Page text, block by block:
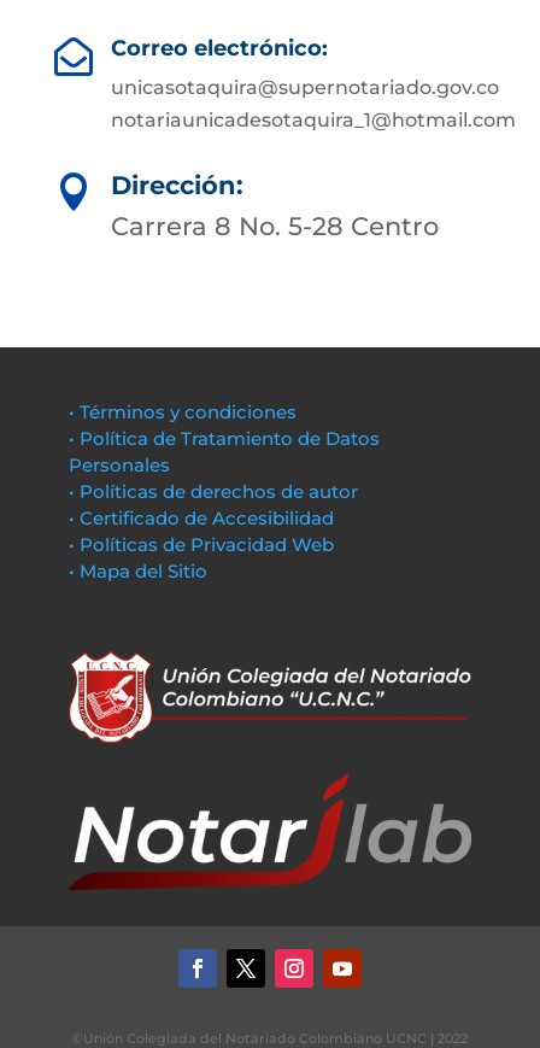
 Correo electrónico:
unicasotaquira@supernotariado.gov.co
notariaunicadesotaquira_1@hotmail.com

Dirección:
Carrera 8 No. 5-28 Centro
• Términos y condiciones
• Política de Tratamiento de Datos
Personales
• Políticas de derechos de autor
• Certificado de Accesibilidad
• Políticas de Privacidad Web
• Mapa del Sitio
©Unión Colegiada del Notariado Colombiano UCNC | 2022